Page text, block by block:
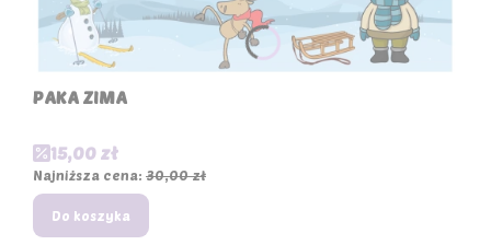
PAKA ZIMA
Cena promocyjna
15,00 zł
Najniższa cena: 30,00 zł
Do koszyka